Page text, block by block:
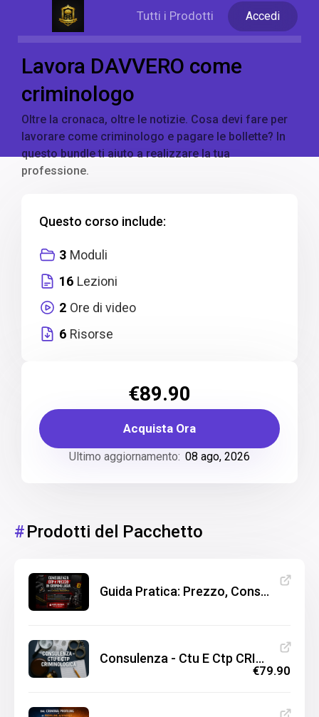
Tutti i Prodotti Accedi
Lavora DAVVERO come
criminologo
Oltre la cronaca, oltre le notizie. Cosa devi fare per
lavorare come criminologo e pagare le bollette? In
questo bundle ti aiuto a realizzare la tua
professione.
€89.90
Acquista Ora
Ultimo aggiornamento: 08 ago, 2026
Questo corso include:
3 Moduli
16 Lezioni
2 Ore di video
6 Risorse
#Prodotti del Pacchetto
Guida Pratica: Prezzo, Consulenza e CTP Criminologica
Consulenza - Ctu E Ctp CRIMINOLOGICA
€79.90